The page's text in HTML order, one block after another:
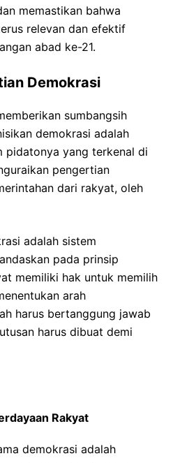
memastikan bahwa
relevan dan efektif
abad ke-21.
Demokrasi
sumbangsih
demokrasi adalah
pidatonya yang terkenal di
pengertian
dari rakyat, oleh
adalah sistem
pada prinsip
memiliki hak untuk memilih
arah
harus bertanggung jawab
harus dibuat demi
Rakyat
demokrasi adalah